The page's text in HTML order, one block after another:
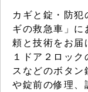
カギと錠・防犯
ギの救急車」に
頼と技術をお届
１ドア２ロッ
スなどのボタ
や錠前の修理、